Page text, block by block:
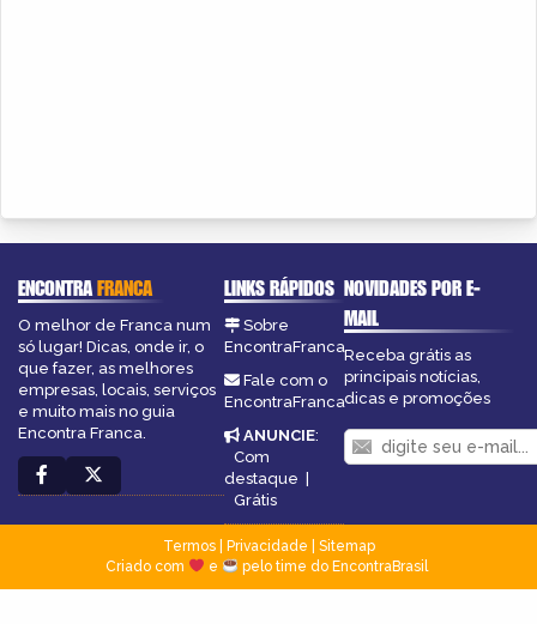
ENCONTRAFRANCA
O melhor de Franca num
só lugar! Dicas, onde ir, o
que fazer, as melhores
empresas, locais, serviços
e muito mais no guia
Encontra Franca.
LINKS RÁPIDOS
Sobre
EncontraFranca
Fale com o
EncontraFranca
ANUNCIE:
Com
destaque |
Grátis
NOVIDADES POR E-
MAIL
Receba grátis as
principais notícias,
dicas e promoções
Termos| Privacidade
Sitemap
Criado com
e pelo time do EncontraBrasil